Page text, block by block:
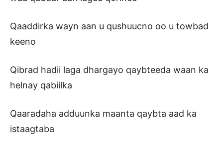
Qaaddirka wayn aan u qushuucno oo u towbad
keeno
Qibrad hadii laga dhargayo qaybteeda waan ka
helnay qabiilka
Qaaradaha adduunka maanta qaybta aad ka
istaagtaba